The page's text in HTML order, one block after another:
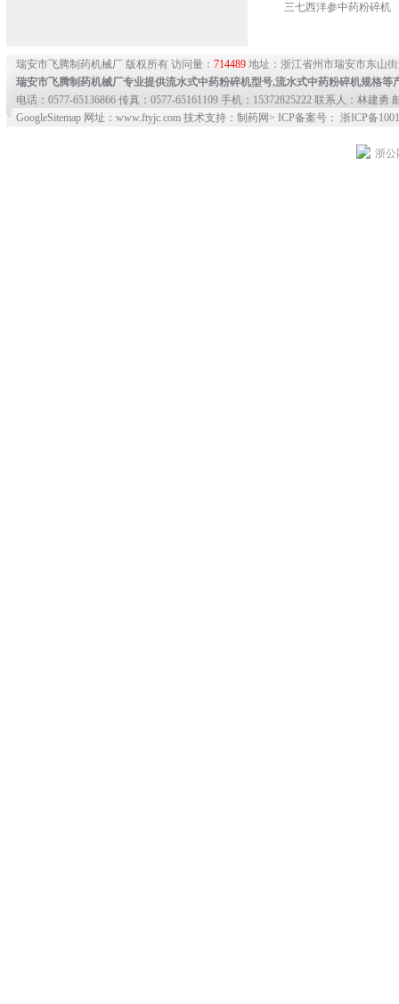
三七西洋参中药粉碎机
瑞安市飞腾制药机械厂 版权所有 访问量： 714489 地址：浙江省州市瑞安市东山
瑞安市飞腾制药机械厂专业提供流水式中药粉碎机型号,流水式中药粉碎机规格等
电话：0577-65136866 传真：0577-65161109 手机：15372825222 联系人：林建勇
GoogleSitemap 网址：www.ftyjc.com 技术支持：制药网> ICP备案号： 浙ICP备
浙公